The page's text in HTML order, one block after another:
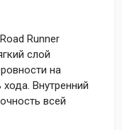
Runner
слой
на
Внутренний
всей